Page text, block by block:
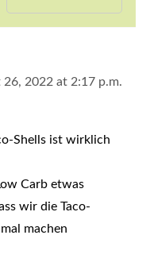
26, 2022 at 2:17 p.m.
Shells ist wirklich
Carb etwas
wir die Taco-
machen